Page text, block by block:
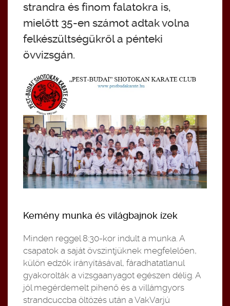
strandra és finom falatokra is,
mielőtt 35-en számot adtak volna
felkészültségükről a pénteki
övvizsgán.
Kemény munka és világbajnok ízek
Minden reggel 8:30-kor indult a munka. A
csapatok a saját övszintjüknek megfelelően,
külön edzők irányításával, fáradhatatlanul
gyakorolták a vizsgaanyagot egészen délig. A
jól megérdemelt pihenő és a villámgyors
strandcuccba öltözés után a VakVarjú